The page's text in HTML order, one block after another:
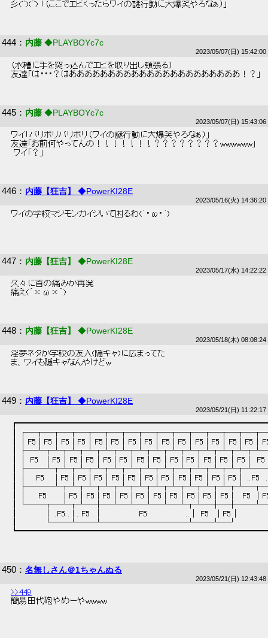
彡(^)(^) 「（ここでエビくったらワイの謎行動に大爆笑やろなぁ）」
444 ： 内藤 ◆PLAYBOYc7c
2023/05/07(日) 15:42:00
（水槽に手を突っ込んでエビを取り出し頬張る）
友達「は・・・？はああああああああああああああああああああああ！？」
445 ： 内藤 ◆PLAYBOYc7c
2023/05/07(日) 15:43:06
ワイ「バリボリバリボリ（ワイの謎行動に大爆笑やろなぁ）」
友達「お前何やってんの！！！！！！！？？？？？？？？wwwwww」
  ワイ「？」
446 ： 内藤【狂吉】 ◆PowerKI28E
2023/05/16(火) 14:36:20
ワイの学校マジモンガイジいて困るわ(´･ω･｀)
447 ： 内藤【狂吉】 ◆PowerKI28E
2023/05/17(水) 14:22:22
久々に首の痛みが再発
痛え(´×ω×｀)
448 ： 内藤【狂吉】 ◆PowerKI28E
2023/05/18(木) 08:08:24
淫夢ネタが学校の友人(隠キャ)に広まってた
ま、ワイも隠キャなんやけどw
449 ： 内藤【狂吉】 ◆PowerKI28E
2023/05/21(日) 11:22:17
┃│F5 | F5│F5 | F5│F5 | F5│F5 | F5│F5 | F5│F5 | F5│F5 |
┃│ F5　 | F5│F5 | F5│F5 | F5│F5 | F5│F5 | F5│F5 | F5│F5 |　
┃│　 F5 　 | F5│F5 | F5│F5 | F5│F5 | F5│F5 | F5│F5 | F5│ ..F5
┃│ 　 F5 　 　| F5│F5 | F5│F5 | F5│F5 | F5│F5 | F5│F5 |　 F5　
┃　 　 　 │ .F5 . | . F5 .│　　　　　　F5　　　　 　　..│ F5　 | F5│　　　
┃　 　 　 └──┴──┴──────────┴──┴─┘　　　　　
450 ： 名無しさん＠1ちゃんぬる
2023/05/21(日) 12:43:48
>>449
簡易田代砲やめーやwwww